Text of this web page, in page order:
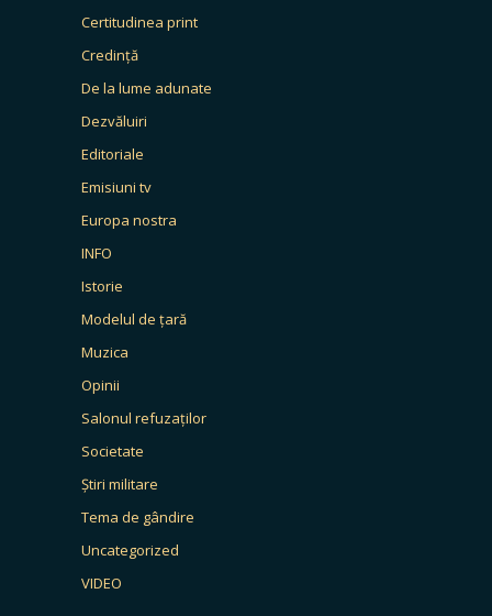
Certitudinea print
Credință
De la lume adunate
Dezvăluiri
Editoriale
Emisiuni tv
Europa nostra
INFO
Istorie
Modelul de țară
Muzica
Opinii
Salonul refuzaților
Societate
Știri militare
Tema de gândire
Uncategorized
VIDEO